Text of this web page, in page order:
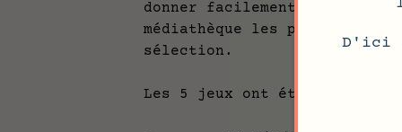
D'ici
donner facilement accès
médiathèque les
sélection.
Les 5 jeux ont été choisi